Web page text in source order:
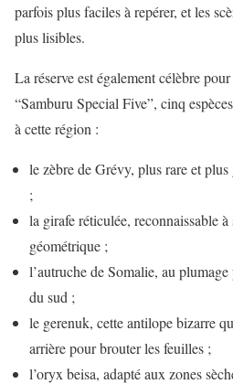
parfois plus faciles à repérer, et les
plus lisibles.
La réserve est également célèbre
“Samburu Special Five”, cinq
à cette région :
le zèbre de Grévy, plus rare et
;
la girafe réticulée, reconnaissable
géométrique ;
l’autruche de Somalie, au
du sud ;
le gerenuk, cette antilope bizarre
arrière pour brouter les feuilles ;
l’oryx beisa, adapté aux zones